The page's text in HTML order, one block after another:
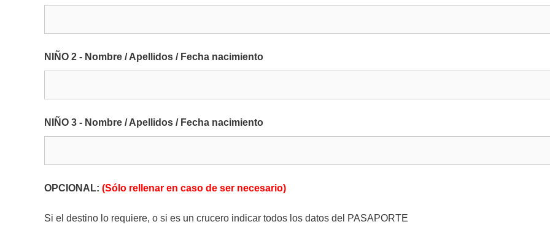
NIÑO 2 - Nombre / Apellidos / Fecha nacimiento
NIÑO 3 - Nombre / Apellidos / Fecha nacimiento
OPCIONAL: (Sólo rellenar en caso de ser necesario)
Si el destino lo requiere, o si es un crucero indicar todos los datos del PASAPORTE